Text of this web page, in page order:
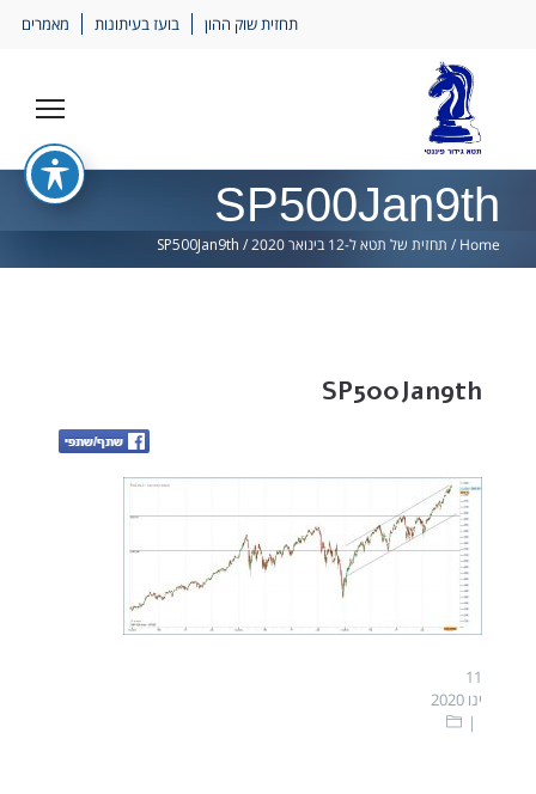
תחזית שוק ההון בועז בעיתונות מאמרים
SP500Jan9th
Home
/ תחזית של תטא ל-12 בינואר 2020 /
SP500Jan9th
SP500Jan9th
11
ינו 2020